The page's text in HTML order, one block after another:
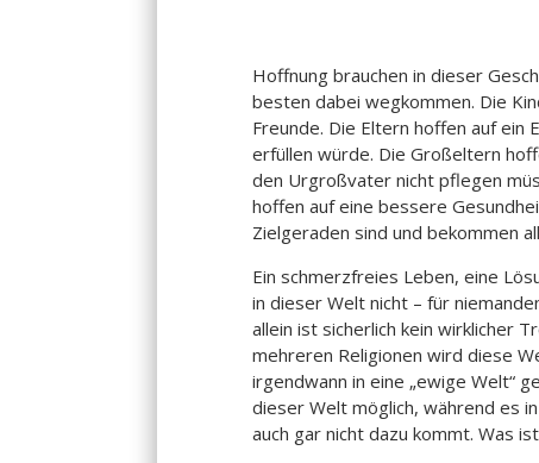
Hoffnung brauchen in dieser
besten dabei wegkommen. Die
Freunde. Die Eltern hoffen auf ein
erfüllen würde. Die Großeltern
den Urgroßvater nicht pflegen
hoffen auf eine bessere
Zielgeraden sind und bekommen
Ein schmerzfreies Leben, eine
in dieser Welt nicht – für
allein ist sicherlich kein wirklicher
mehreren Religionen wird diese
irgendwann in eine „ewige Welt“
dieser Welt möglich, während es
auch gar nicht dazu kommt. Was